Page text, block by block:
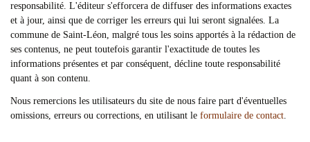
responsabilité. L'éditeur s'efforcera de diffuser des informations exactes
et à jour, ainsi que de corriger les erreurs qui lui seront signalées. La
commune de Saint-Léon, malgré tous les soins apportés à la rédaction de
ses contenus, ne peut toutefois garantir l'exactitude de toutes les
informations présentes et par conséquent, décline toute responsabilité
quant à son contenu.
Nous remercions les utilisateurs du site de nous faire part d'éventuelles
omissions, erreurs ou corrections, en utilisant le formulaire de contact.